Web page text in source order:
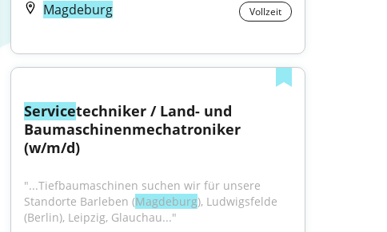
Magdeburg
Vollzeit
Servicetechniker / Land- und
Baumaschinenmechatroniker
(w/m/d)
"...Tiefbaumaschinen suchen wir für unsere
Standorte Barleben (Magdeburg), Ludwigsfelde
(Berlin), Leipzig, Glauchau..."